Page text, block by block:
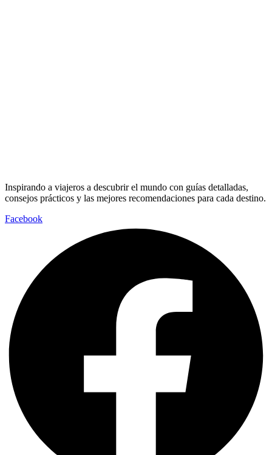
Inspirando a viajeros a descubrir el mundo con guías detalladas,
consejos prácticos y las mejores recomendaciones para cada destino.
Facebook